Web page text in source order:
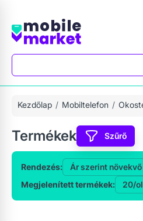
Kezdőlap Mobiltelefon
Termékek Szűrő
Rendezés:
Megjelenített termékek: